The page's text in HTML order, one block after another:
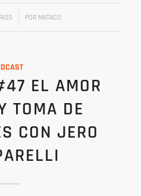
POR MATACO
EL AMOR
TOMA DE
CON JERO